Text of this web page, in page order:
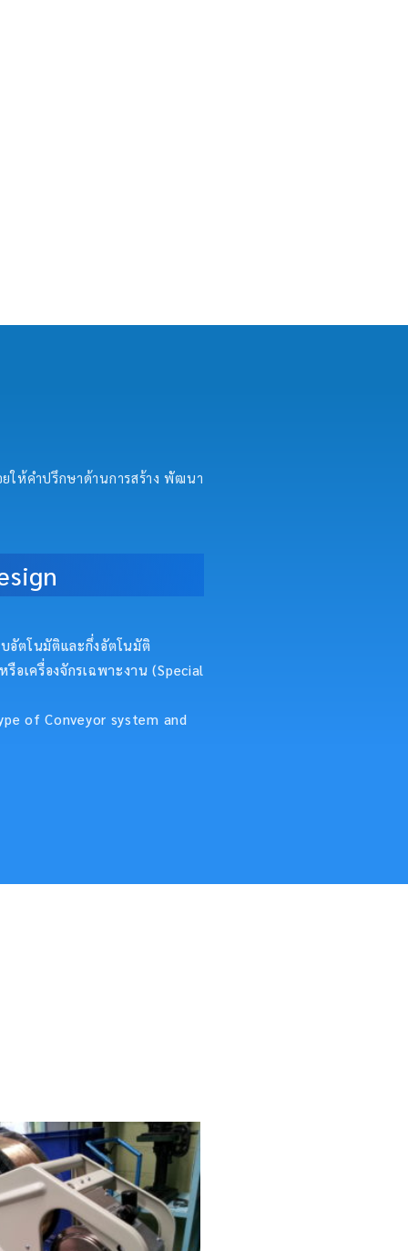
ให้คำปรึกษาด้านการสร้าง พัฒนา
อัตโนมัติและกึ่งอัตโนมัติ
อเครื่องจักรเฉพาะงาน (Special
of Conveyor system and